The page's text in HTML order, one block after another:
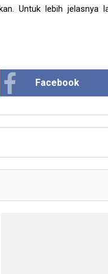
Untuk lebih jelasnya
Facebook